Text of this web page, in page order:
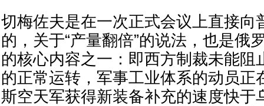
切梅佐夫是在一次正式会议上直接向
的，关于“产量翻倍”的说法，也是俄
的核心内容之一：即西方制裁未能阻
的正常运转，军事工业体系的动员正
斯空天军获得新装备补充的速度快于